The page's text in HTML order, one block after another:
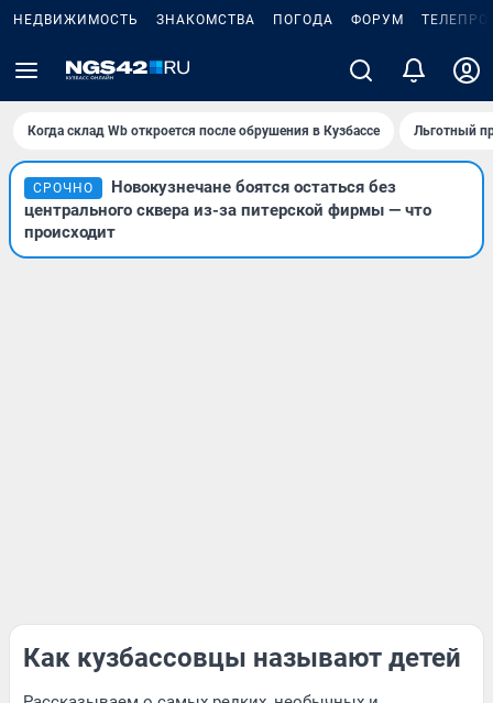
НЕДВИЖИМОСТЬ ЗНАКОМСТВА ПОГОДА ФОРУМ
Когда склад Wb откроется после обрушения в Кузбассе Льготный
СРОЧНО
Новокузнечане боятся остаться без
центрального сквера из-за питерской фирмы — что
происходит
Как кузбассовцы называют детей